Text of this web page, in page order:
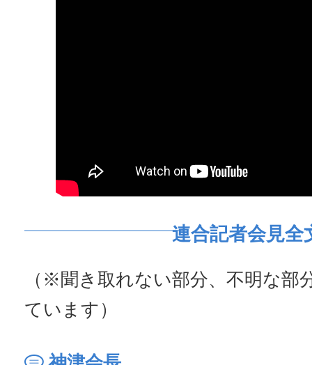
連合記者会見全
（※聞き取れない部分、不明な部
ています）